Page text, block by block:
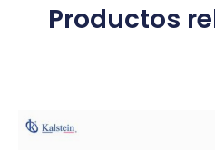
Productos